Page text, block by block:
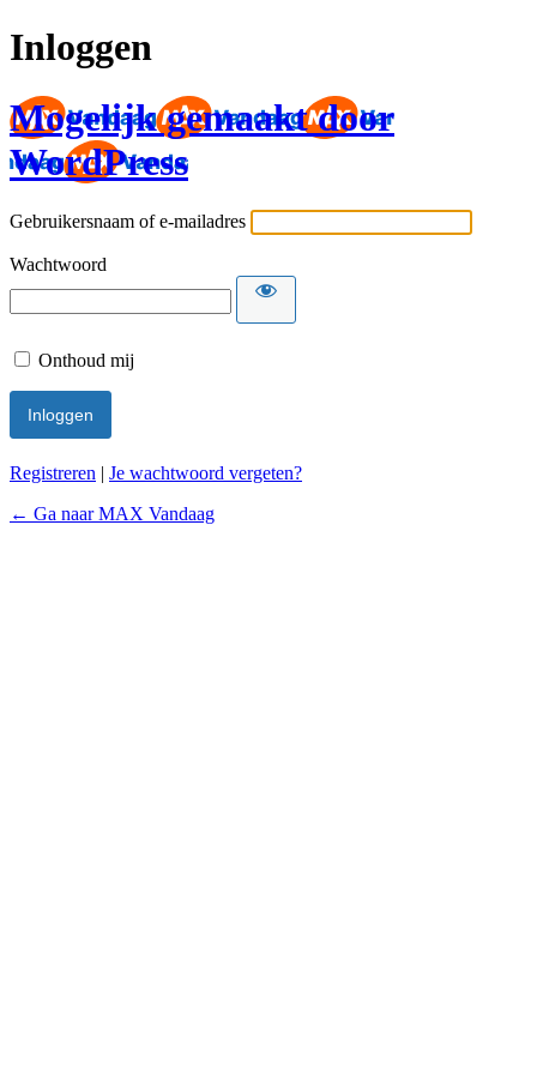
Inloggen
Mogelijk gemaakt door
WordPress
Gebruikersnaam of e-mailadres
Wachtwoord
Onthoud mij
Registreren | Je wachtwoord vergeten?
← Ga naar MAX Vandaag